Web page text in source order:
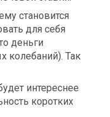
становится
для себя
деньги
колебаний). Так
интереснее
коротких